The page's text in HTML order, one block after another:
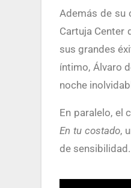
Además de su cita en Madrid, la gira también ha pasado por el Sant Jordi Club de Barcelona (12 de abril) y el
Cartuja Center
sus grandes
íntimo, Álvaro
noche
En paralelo, el
En tu costado,
de